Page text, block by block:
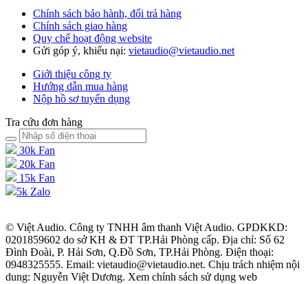
Chính sách bảo hành, đổi trả hàng
Chính sách giao hàng
Quy chế hoạt động website
Gửi góp ý, khiếu nại: vietaudio@vietaudio.net
Giới thiệu công ty
Hướng dẫn mua hàng
Nộp hồ sơ tuyển dụng
Tra cứu đơn hàng
30k Fan
20k Fan
15k Fan
5k Zalo
© Việt Audio. Công ty TNHH âm thanh Việt Audio. GPDKKD:
0201859602 do sở KH & ĐT TP.Hải Phòng cấp. Địa chỉ: Số 62
Đình Đoài, P. Hải Sơn, Q.Đồ Sơn, TP.Hải Phòng. Điện thoại:
0948325555. Email: vietaudio@vietaudio.net. Chịu trách nhiệm nội
dung: Nguyễn Việt Dương. Xem chính sách sử dụng web